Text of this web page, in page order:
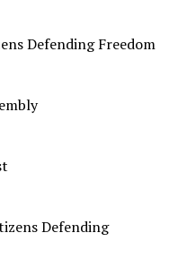
Defending Freedom
Defending